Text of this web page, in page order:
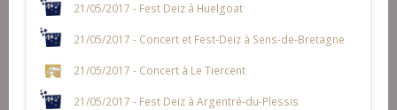
21/05/2017 - Fest Deiz à Huelgoat
21/05/2017 - Concert et Fest-Deiz à Sens-de-Bretagne
21/05/2017 - Concert à Le Tiercent
21/05/2017 - Fest Deiz à Argentré-du-Plessis